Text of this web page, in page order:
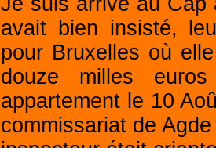
avait bien insisté,
pour Bruxelles où
douze milles
appartement le 10
commissariat de